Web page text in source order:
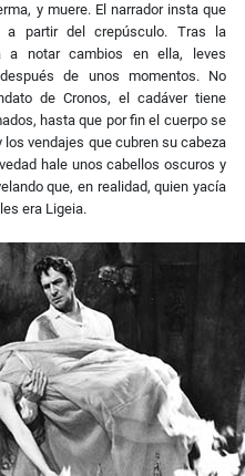
y muere. El narrador insta que
partir del crepúsculo. Tras la
a notar cambios en ella, leves
de unos momentos. No
de Cronos, el cadáver tiene
hasta que por fin el cuerpo se
los vendajes que cubren su cabeza
hale unos cabellos oscuros y
que, en realidad, quien yacía
era Ligeia.